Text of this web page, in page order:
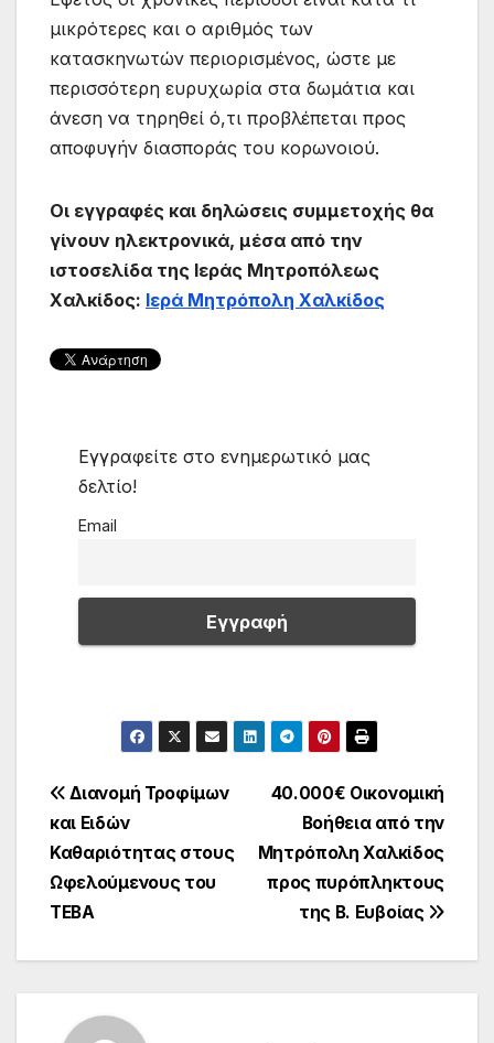
μικρότερες και ο αριθμός των
κατασκηνωτών περιορισμένος, ώστε με
περισσότερη ευρυχωρία στα δωμάτια και
άνεση να τηρηθεί ό,τι προβλέπεται προς
αποφυγήν διασποράς του κορωνοιού.
Οι εγγραφές και δηλώσεις συμμετοχής θα
γίνουν ηλεκτρονικά, μέσα από την
ιστοσελίδα της Ιεράς Μητροπόλεως
Χαλκίδος: Ιερά Μητρόπολη Χαλκίδος
Εγγραφείτε στο ενημερωτικό μας
δελτίο!
Email
Πλοήγηση
άρθρων
40.000€ Οικονομική
Βοήθεια από την
Μητρόπολη Χαλκίδος
προς πυρόπληκτους
της Β. Ευβοίας
Διανομή Τροφίμων
και Ειδών
Καθαριότητας στους
Ωφελούμενους του
ΤΕΒΑ